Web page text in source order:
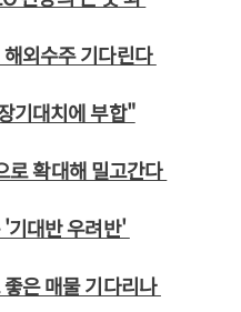
외수주 기다린다
기대치에 부합"
확대해 밀고간다
기대반 우려반'
은 매물 기다리나